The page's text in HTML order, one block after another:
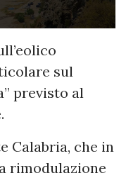
sul
previsto al
Calabria, che in
rimodulazione